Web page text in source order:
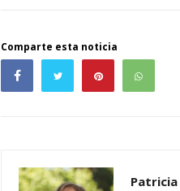
Comparte esta noticia
Patricia